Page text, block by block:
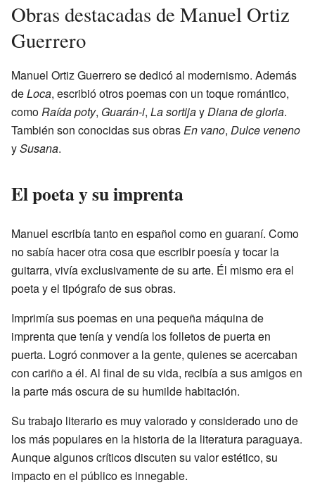
Obras destacadas de Manuel Ortiz
Guerrero
Manuel Ortiz Guerrero se dedicó al modernismo. Además
deLoca, escribió otros poemas con un toque romántico,
comoRaída poty, Guarán-i, La sortijayDiana de gloria.
También son conocidas sus obrasEn vano, Dulce veneno
ySusana.
El poeta y su imprenta
Manuel escribía tanto en español como en guaraní. Como
no sabía hacer otra cosa que escribir poesía y tocar la
guitarra, vivía exclusivamente de su arte. Él mismo era el
poeta y el tipógrafo de sus obras.
Imprimía sus poemas en una pequeña máquina de
imprenta que tenía y vendía los folletos de puerta en
puerta. Logró conmover a la gente, quienes se acercaban
con cariño a él. Al final de su vida, recibía a sus amigos en
la parte más oscura de su humilde habitación.
Su trabajo literario es muy valorado y considerado uno de
los más populares en la historia de la literatura paraguaya.
Aunque algunos críticos discuten su valor estético, su
impacto en el público es innegable.